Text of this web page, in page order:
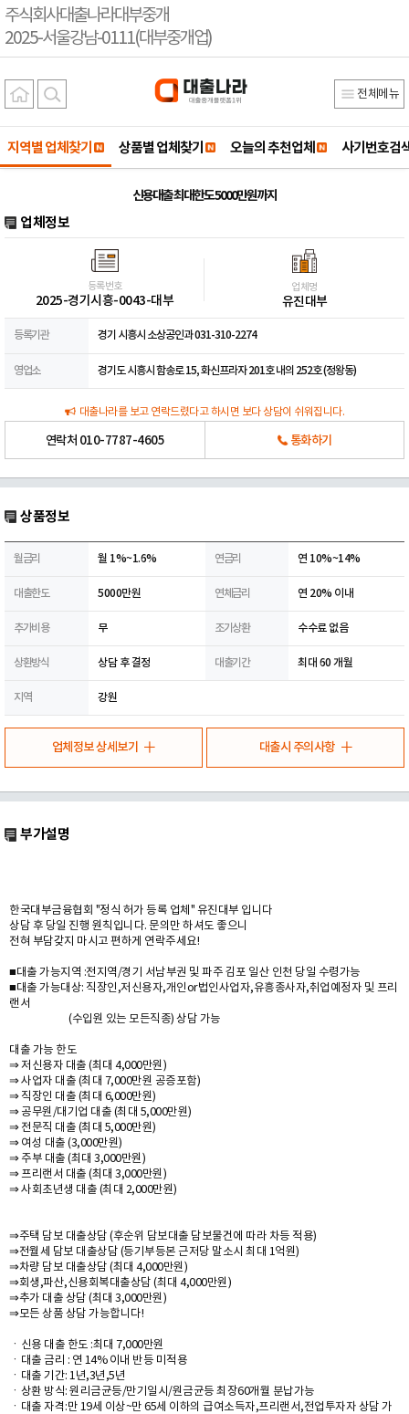
주식회사대출나라대부중개
2025-서울강남-0111(대부중개업)
전체메뉴
지역별 업체찾기 상품별 업체찾기 오늘의 추천업체 사기번호검
신용대출 최대한도 5000만원까지
업체정보
등록번호
2025-경기시흥-0043-대부
업체명
유진대부
등록기관 경기 시흥시 소상공인과 031-310-2274
영업소 경기도 시흥시 함송로 15, 화신프라자 201호 내의 252호 (정왕동)
대출나라를 보고 연락드렸다고 하시면 보다 상담이 쉬워집니다.
연락처 010-7787-4605 통화하기
상품정보
월금리 월 1%~1.6% 연금리 연 10%~14%
대출한도 5000만원 연체금리 연 20% 이내
추가비용 무 조기상환 수수료 없음
상환방식 상담 후 결정 대출기간 최대 60 개월
지역 강원
업체정보 상세보기 대출시 주의사항
부가설명
한국대부금융협회 "정식 허가 등록 업체" 유진대부 입니다
상담 후 당일 진행 원칙입니다. 문의만 하셔도 좋으니
전혀 부담갖지 마시고 편하게 연락주세요!
■대출 가능지역 :전지역/경기 서남부권 및 파주 김포 일산 인천 당일 수령가능
■대출 가능대상: 직장인,저신용자,개인or법인사업자,유흥종사자,취업예정자 및 프리
랜서
(수입원 있는 모든직종) 상담 가능
대출 가능 한도
⇒ 저신용자 대출 (최대 4,000만원)
⇒ 사업자 대출 (최대 7,000만원 공증포함)
⇒ 직장인 대출 (최대 6,000만원)
⇒ 공무원/대기업 대출 (최대 5,000만원)
⇒ 전문직 대출 (최대 5,000만원)
⇒ 여성 대출 (3,000만원)
⇒ 주부 대출 (최대 3,000만원)
⇒ 프리랜서 대출 (최대 3,000만원)
⇒ 사회초년생 대출 (최대 2,000만원)
⇒주택 담보 대출상담 (후순위 담보대출 담보물건에 따라 차등 적용)
⇒전월세 담보 대출상담 (등기부등본 근저당 말소시 최대 1억원)
⇒차량 담보 대출상담 (최대 4,000만원)
⇒회생,파산,신용회복대출상담 (최대 4,000만원)
⇒추가 대출 상담 (최대 3,000만원)
⇒모든 상품 상담 가능합니다!
ㆍ신용 대출 한도 :최대 7,000만원
ㆍ대출 금리 : 연 14% 이내 반등 미적용
ㆍ대출 기간: 1년,3년,5년
ㆍ상환 방식: 원리금균등/만기일시/원금균등 최장60개월 분납가능
ㆍ대출 자격:만 19세 이상~만 65세 이하의 급여소득자,프리랜서,전업투자자 상담 가